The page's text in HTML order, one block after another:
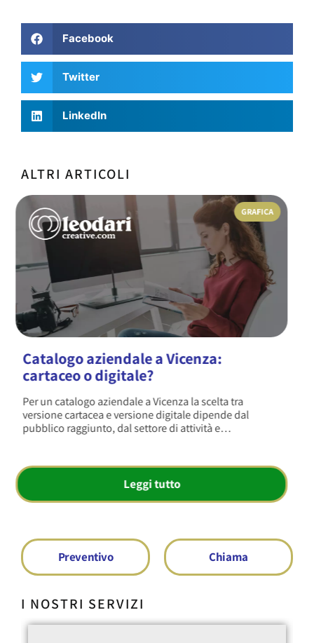
Facebook
Twitter
LinkedIn
ALTRI ARTICOLI
WEB MARKETING
Restyling del sito web a Vicenza: i
segnali per rifarlo
Il restyling del sito web a Vicenza diventa necessario
quando il sito è lento, poco leggibile da smartphone o
non genera più contatti.…
Leggi tutto
Preventivo Chiama
I NOSTRI SERVIZI